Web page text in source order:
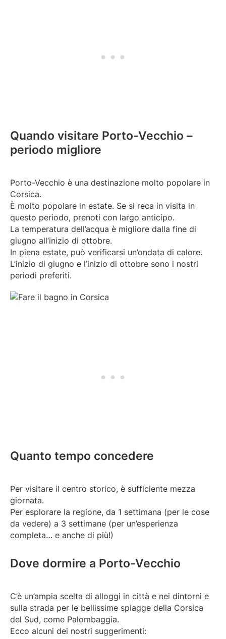
Quando visitare Porto-Vecchio –
periodo migliore
Porto-Vecchio è una destinazione molto popolare in
Corsica.
È molto popolare in estate. Se si reca in visita in
questo periodo, prenoti con largo anticipo.
La temperatura dell’acqua è migliore dalla fine di
giugno all’inizio di ottobre.
In piena estate, può verificarsi un’ondata di calore.
L’inizio di giugno e l’inizio di ottobre sono i nostri
periodi preferiti.
Quanto tempo concedere
Per visitare il centro storico, è sufficiente mezza
giornata.
Per esplorare la regione, da 1 settimana (per le cose
da vedere) a 3 settimane (per un’esperienza
completa… e anche di più!)
Dove dormire a Porto-Vecchio
C’è un’ampia scelta di alloggi in città e nei dintorni e
sulla strada per le bellissime spiagge della Corsica
del Sud, come Palombaggia.
Ecco alcuni dei nostri suggerimenti: